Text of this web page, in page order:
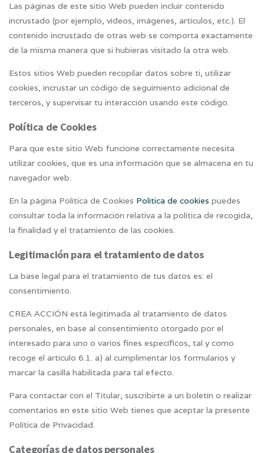
Las páginas de este sitio Web pueden incluir contenido
incrustado (por ejemplo, vídeos, imágenes, artículos, etc.). El
contenido incrustado de otras web se comporta exactamente
de la misma manera que si hubieras visitado la otra web.
Estos sitios Web pueden recopilar datos sobre ti, utilizar
cookies, incrustar un código de seguimiento adicional de
terceros, y supervisar tu interacción usando este código.
Política de Cookies
Para que este sitio Web funcione correctamente necesita
utilizar cookies, que es una información que se almacena en tu
navegador web.
En la página Política de Cookies Política de cookies puedes
consultar toda la información relativa a la política de recogida,
la finalidad y el tratamiento de las cookies.
Legitimación para el tratamiento de datos
La base legal para el tratamiento de tus datos es: el
consentimiento.
CREA ACCIÓN está legitimada al tratamiento de datos
personales, en base al consentimiento otorgado por el
interesado para uno o varios fines específicos, tal y como
recoge el artículo 6.1. a) al cumplimentar los formularios y
marcar la casilla habilitada para tal efecto.
Para contactar con el Titular, suscribirte a un boletín o realizar
comentarios en este sitio Web tienes que aceptar la presente
Política de Privacidad.
Categorías de datos personales